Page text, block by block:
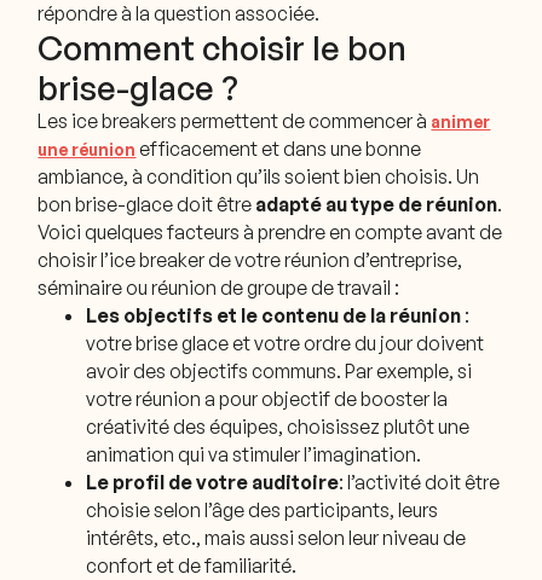
répondre à la question associée.
Comment choisir le bon
brise-glace ?
Les ice breakers permettent de commencer à animer
une réunion efficacement et dans une bonne
ambiance, à condition qu’ils soient bien choisis. Un
bon brise-glace doit être adapté au type de réunion.
Voici quelques facteurs à prendre en compte avant de
choisir l’ice breaker de votre réunion d’entreprise,
séminaire ou réunion de groupe de travail :
Les objectifs et le contenu de la réunion :
votre brise glace et votre ordre du jour doivent
avoir des objectifs communs. Par exemple, si
votre réunion a pour objectif de booster la
créativité des équipes, choisissez plutôt une
animation qui va stimuler l’imagination.
Le profil de votre auditoire: l’activité doit être
choisie selon l’âge des participants, leurs
intérêts, etc., mais aussi selon leur niveau de
confort et de familiarité.